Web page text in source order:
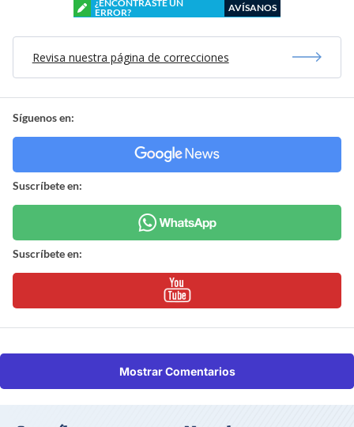
¿ENCONTRASTE UN
ERROR?
AVÍSANOS
Revisa nuestra página de correcciones
Síguenos en:
Suscríbete en:
Suscríbete en:
Mostrar Comentarios